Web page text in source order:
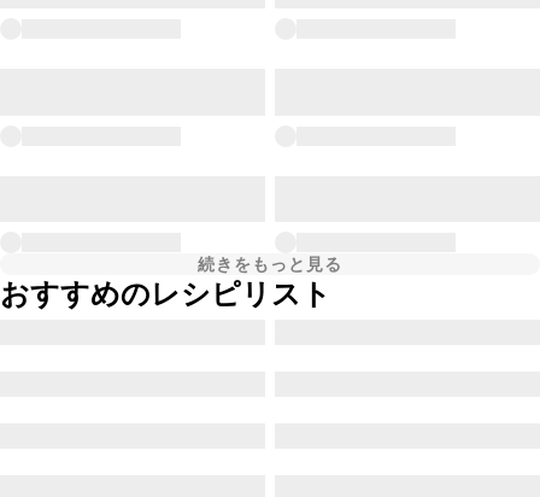
続きをもっと見る
おすすめのレシピリスト